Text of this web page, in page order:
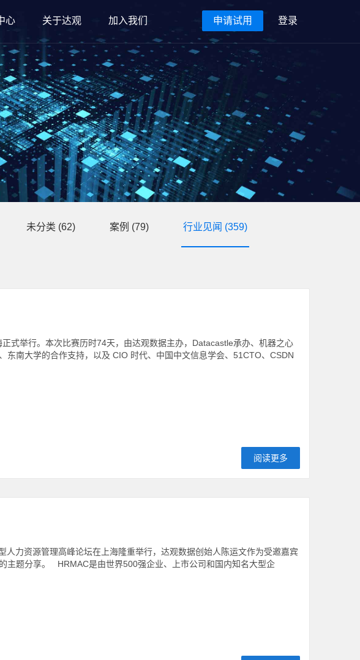
心 关于达观 加入我们 申请试用 登录
未分类 (62) 案例 (79) 行业见闻 (359)
式举行。本次比赛历时74天，由达观数据主办，Datacastle承办、机器之心
东南大学的合作支持，以及 CIO 时代、中国中文信息学会、51CTO、CSDN
阅读更多
力资源管理高峰论坛在上海隆重举行，达观数据创始人陈运文作为受邀嘉宾
主题分享。 HRMAC是由世界500强企业、上市公司和国内知名大型企